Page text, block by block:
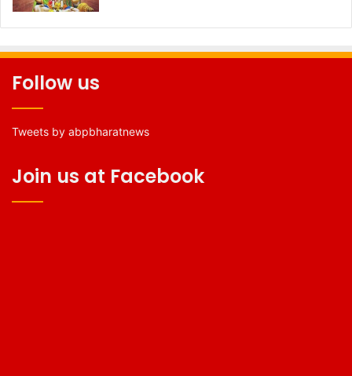
Follow us
Tweets by abpbharatnews
Join us at Facebook